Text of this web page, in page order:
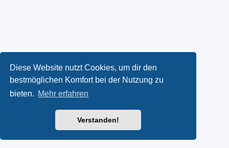
Diese Website nutzt Cookies, um dir den
bestmöglichen Komfort bei der Nutzung zu
bieten. Mehr erfahren
Verstanden!